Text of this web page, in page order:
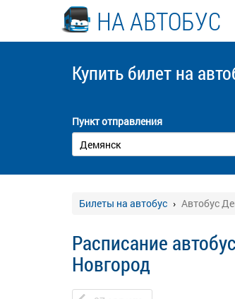
НА АВТОБУС
Купить билет на
Пункт отправления
Билеты на автобус Автобус
Расписание
Новгород